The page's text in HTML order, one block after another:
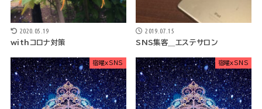
2020.05.19
withコロナ対策
2019.07.15
SNS集客＿エステサロン
宿曜xSNS 宿曜xSNS